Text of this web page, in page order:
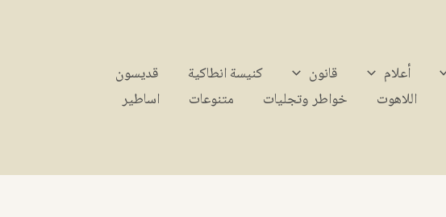
أعلام قانون كنيسة انطاكية
قديسون
اللاهوت خواطر وتجليات متنوعات اساطير